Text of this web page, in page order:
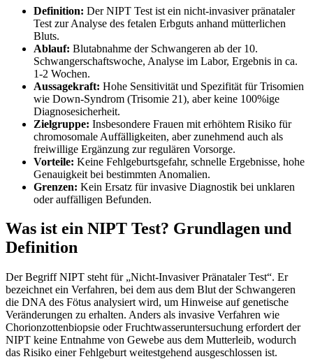
Definition: Der NIPT Test ist ein nicht-invasiver pränataler
Test zur Analyse des fetalen Erbguts anhand mütterlichen
Bluts.
Ablauf: Blutabnahme der Schwangeren ab der 10.
Schwangerschaftswoche, Analyse im Labor, Ergebnis in ca.
1-2 Wochen.
Aussagekraft: Hohe Sensitivität und Spezifität für Trisomien
wie Down-Syndrom (Trisomie 21), aber keine 100%ige
Diagnosesicherheit.
Zielgruppe: Insbesondere Frauen mit erhöhtem Risiko für
chromosomale Auffälligkeiten, aber zunehmend auch als
freiwillige Ergänzung zur regulären Vorsorge.
Vorteile: Keine Fehlgeburtsgefahr, schnelle Ergebnisse, hohe
Genauigkeit bei bestimmten Anomalien.
Grenzen: Kein Ersatz für invasive Diagnostik bei unklaren
oder auffälligen Befunden.
Was ist ein NIPT Test? Grundlagen und
Definition
Der Begriff NIPT steht für „Nicht-Invasiver Pränataler Test“. Er
bezeichnet ein Verfahren, bei dem aus dem Blut der Schwangeren
die DNA des Fötus analysiert wird, um Hinweise auf genetische
Veränderungen zu erhalten. Anders als invasive Verfahren wie
Chorionzottenbiopsie oder Fruchtwasseruntersuchung erfordert der
NIPT keine Entnahme von Gewebe aus dem Mutterleib, wodurch
das Risiko einer Fehlgeburt weitestgehend ausgeschlossen ist.